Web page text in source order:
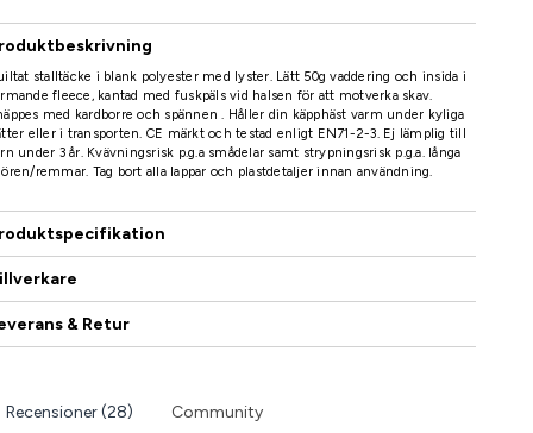
stalltäcke i blank polyester med lyster. Lätt 50g vaddering och insida i
fleece, kantad med fuskpäls vid halsen för att motverka skav.
med kardborre och spännen . Håller din käpphäst varm under kyliga
eller i transporten. CE märkt och testad enligt EN71-2-3. Ej lämplig till
under 3 år. Kvävningsrisk p.g.a smådelar samt strypningsrisk p.g.a. långa
remmar. Tag bort alla lappar och plastdetaljer innan användning.
& Retur
Recensioner (28) Community